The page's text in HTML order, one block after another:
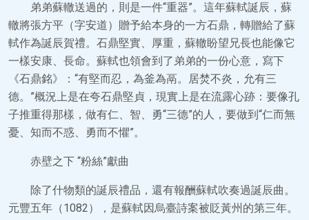
弟弟蘇轍送過的，則是一件“重器”。這年蘇軾誕辰，蘇
轍將張方平（字安道）贈予給本身的一方石鼎，轉贈給了蘇
軾作為誕辰賀禮。石鼎堅實、厚重，蘇轍盼望兄長也能像它
一樣安康、長命。蘇軾也領會到了弟弟的一份心意，寫下
《石鼎銘》：“有堅而忍，為釜為鬲。居焚不炎，允有三
德。”概況上是在夸石鼎堅貞，現實上是在流露心跡：要像孔
子推重得那樣，做有仁、智、勇“三德”的人，要做到“仁而無
憂、知而不惑、勇而不懼”。
赤壁之下 “粉絲”獻曲
除了什物類的誕辰禮品，還有報酬蘇軾吹奏過誕辰曲。
元豐五年（1082），是蘇軾因烏臺詩案被貶黃州的第三年。